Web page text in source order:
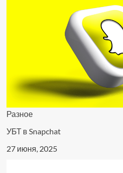
метеозависимость?
Разное
УБТ в Snapchat
27 июня, 2025